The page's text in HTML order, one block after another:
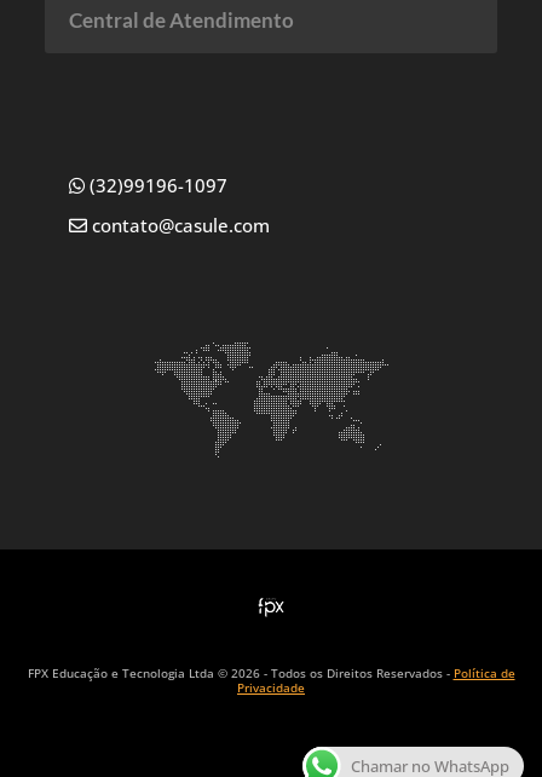
Central de Atendimento
(32)99196-1097
contato@casule.com
FPX Educação e Tecnologia Ltda © 2026 - Todos os Direitos Reservados - Política de
Privacidade
Chamar no WhatsApp